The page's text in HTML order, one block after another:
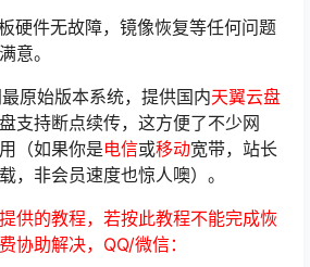
硬件无故障，镜像恢复等任何问题
意。
原始版本系统，提供国内天翼云盘
支持断点续传，这方便了不少网
（如果你是电信或移动宽带，站长
，非会员速度也惊人噢）。
供的教程，若按此教程不能完成恢
协助解决，QQ/微信：